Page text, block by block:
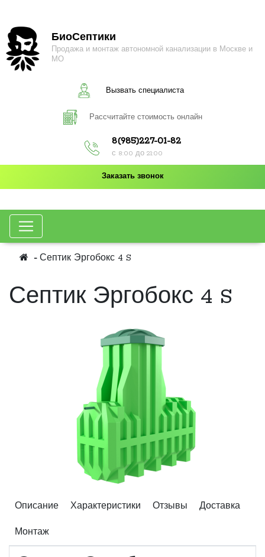
БиоСептики
Продажа и монтаж автономной канализации в Москве и
МО
Вызвать специалиста
Рассчитайте стоимость онлайн
8(985)227-01-82
с 8:00 до 21:00
Заказать звонок
Септик Эргобокс 4 S
Септик Эргобокс 4 S
Описание Характеристики Отзывы Доставка
Монтаж